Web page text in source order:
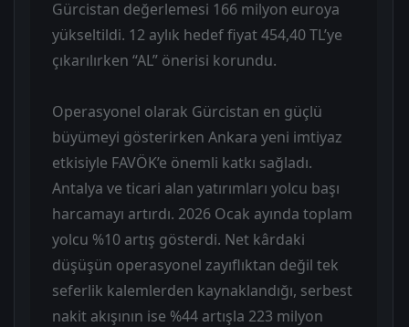
Gürcistan değerlemesi 166 milyon euroya
yükseltildi. 12 aylık hedef fiyat 454,40 TL’ye
çıkarılırken “AL” önerisi korundu.
Operasyonel olarak Gürcistan en güçlü
büyümeyi gösterirken Ankara yeni imtiyaz
etkisiyle FAVÖK’e önemli katkı sağladı.
Antalya ve ticari alan yatırımları yolcu başı
harcamayı artırdı. 2026 Ocak ayında toplam
yolcu %10 artış gösterdi. Net kârdaki
düşüşün operasyonel zayıflıktan değil tek
seferlik kalemlerden kaynaklandığı, serbest
nakit akışının ise %44 artışla 223 milyon